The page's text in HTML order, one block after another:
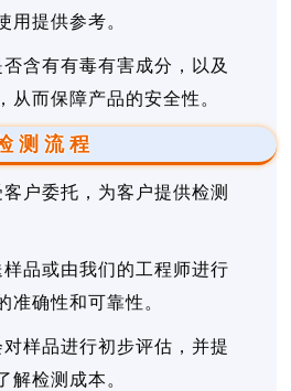
用提供参考。
含有有毒有害成分，以及
从而保障产品的安全性。
测流程
户委托，为客户提供检测
品或由我们的工程师进行
准确性和可靠性。
样品进行初步评估，并提
解检测成本。